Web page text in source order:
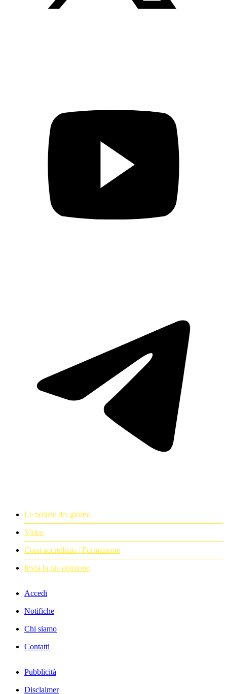
Le notizie del giorno
Video
Corsi accreditati / Formazione
Invia la tua opinione
Accedi
Notifiche
Chi siamo
Contatti
Pubblicità
Disclaimer